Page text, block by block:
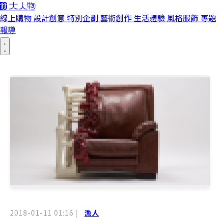
線上購物 設計創意 特別企劃 藝術創作 生活體驗 風格服飾 專題
報導
2018-01-11 01:16 | 漁人